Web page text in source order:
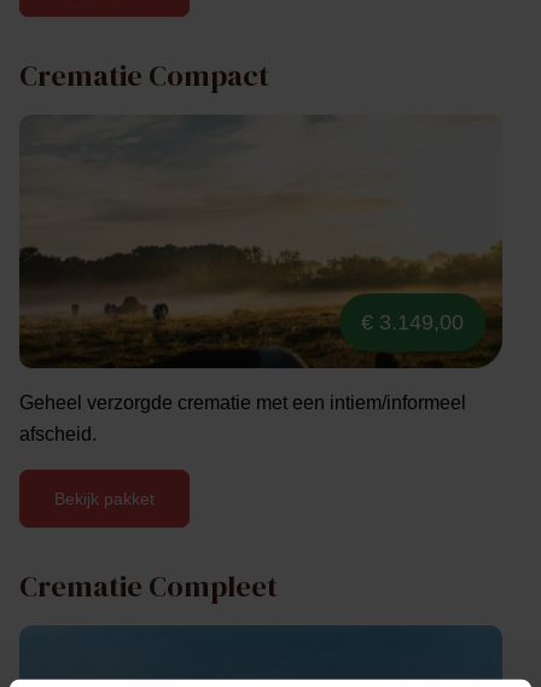
Crematie Compact
€ 3.149,00
Geheel verzorgde crematie met een intiem/informeel
afscheid.
Bekijk pakket
Crematie Compleet